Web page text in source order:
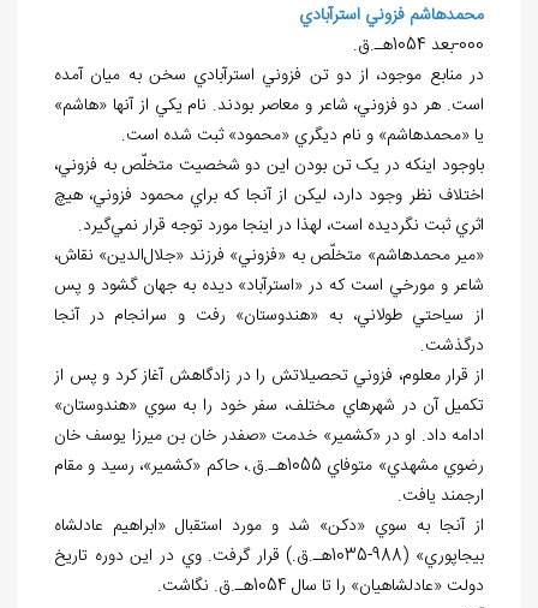
محمدهاشم فزوني استرآبادي
000-بعد 1054هـ.ق.
در منابع موجود، از دو تن فزوني استرآبادي سخن به ميان آمده
است. هر دو فزوني، شاعر و معاصر بودند. نام يکي از آنها «هاشم»
يا «محمدهاشم» و نام ديگري «محمود» ثبت شده است.
باوجود اينکه در يک تن بودن اين دو شخصيت متخلّص به فزوني،
اختلاف نظر وجود دارد، ليکن از آنجا که براي محمود فزوني، هيچ
اثري ثبت نگرديده است، لهذا در اينجا مورد توجه قرار نمي‌گيرد.
«مير محمدهاشم» متخلّص به «فزوني» فرزند «جلال‌الدين» نقاش،
شاعر و مورخي است که در «استرآباد» ديده به جهان گشود و پس
از سياحتي طولاني، به «هندوستان» رفت و سرانجام در آنجا
درگذشت.
از قرار معلوم، فزوني تحصيلاتش را در زادگاهش آغاز کرد و پس از
تکميل آن در شهرهاي مختلف، سفر خود را به سوي «هندوستان»
ادامه داد. او در «کشمير» خدمت «صفدر خان بن ميرزا يوسف خان
رضوي مشهدي» متوفاي 1055هـ.ق.، حاکم «کشمير»، رسيد و مقام
ارجمند يافت.
از آنجا به سوي «دکن» شد و مورد استقبال «ابراهيم عادلشاه
بيجاپوري» (988-1035هـ.ق.) قرار گرفت. وي در اين دوره تاريخ
دولت «عادلشاهيان» را تا سال 1054هـ.ق. نگاشت.